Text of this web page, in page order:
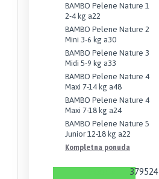
BAMBO Pelene Nature 1
2-4 kg a22
BAMBO Pelene Nature 2
Mini 3-6 kg a30
BAMBO Pelene Nature 3
Midi 5-9 kg a33
BAMBO Pelene Nature 4
Maxi 7-14 kg a48
BAMBO Pelene Nature 4
Maxi 7-18 kg a24
BAMBO Pelene Nature 5
Junior 12-18 kg a22
Kompletna ponuda
379524